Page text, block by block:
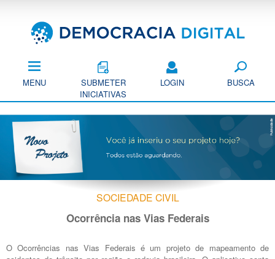
principal
MENU
SUBMETER
INICIATIVAS
LOGIN BUSCA
SOCIEDADE CIVIL
Ocorrência nas Vias Federais
O Ocorrências nas Vias Federais é um projeto de mapeamento de